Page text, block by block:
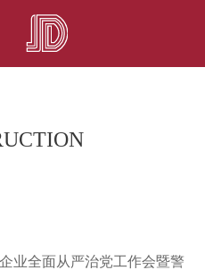
业全面从严治党工作会暨警